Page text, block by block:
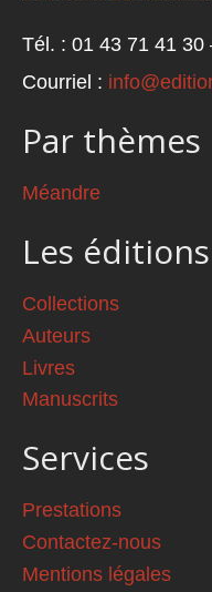
Tél. : 01 43 71 41
Courriel :
Par thèmes
Méandre
Les éditions
Collections
Auteurs
Livres
Manuscrits
Services
Prestations
Contactez-nous
Mentions légales